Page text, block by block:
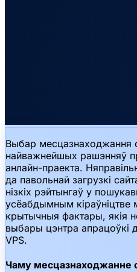
Выбар месцазнаходжання
найважнейшых рашэнняў
анлайн-праекта.
да павольнай загрузкі
нізкіх рэйтынгаў у
усёабдымным кіраўніцтве
крытычныя фактары, якія
выбары цэнтра апрацоўкі
VPS.
Чаму месцазнаходжанне